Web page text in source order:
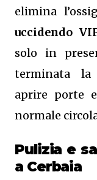
elimina
uccidendo
solo in
terminata la
aprire porte
normale
Pulizia e
a Cerbaia